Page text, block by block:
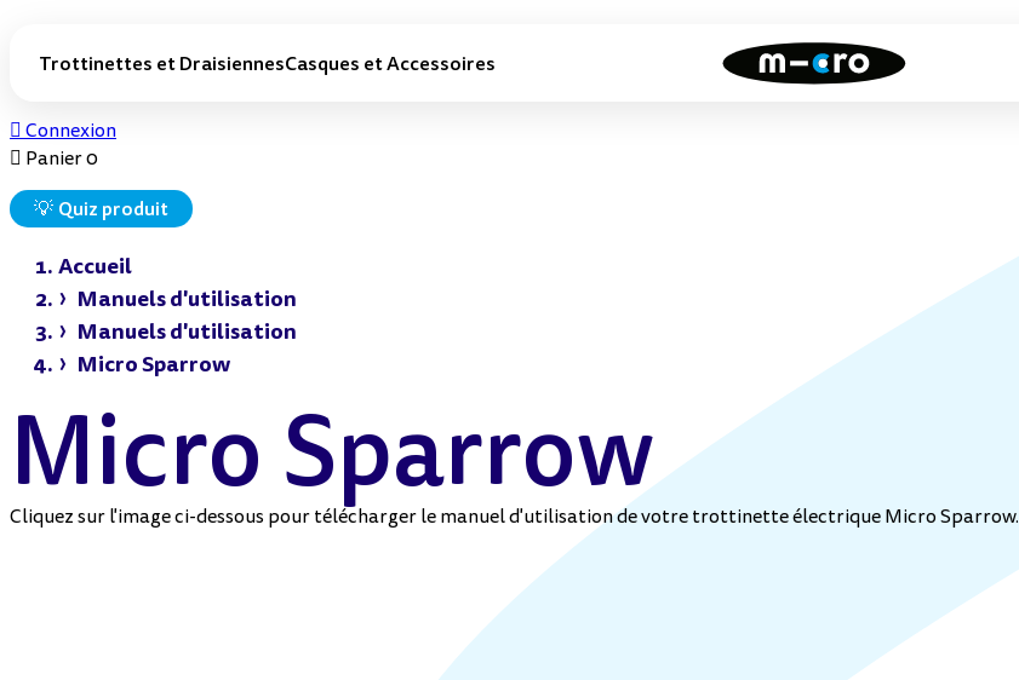
Trottinettes et DraisiennesCasques et Accessoires
Trottinettes enfant
Par spécificité
Trottinettes évolutives
Trottinettes 2 roues
Trottinettes 3 roues
Trottinettes enfant grandes
roues
Trottinettes roues lumineuses
Trottinettes freestyle
Casques protection
Lumières trottinette
Antivols trottinette
Accessoires trottinette
freestyle
 Connexion
 Panier0
💡 Quiz produit
Accueil
Manuels d'utilisation
Manuels d'utilisation
Micro Sparrow
Micro Sparrow
Cliquez sur l'image ci-dessous pour télécharger le manuel d'utilisation de votre trottinette électrique Micro Sparrow.